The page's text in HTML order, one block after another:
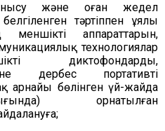
және оған жедел
тәртіппен ұялы
аппараттарын,
технологиялар
диктофондарды,
дербес портативті
арнайы бөлінген үй-жайда
орнатылған